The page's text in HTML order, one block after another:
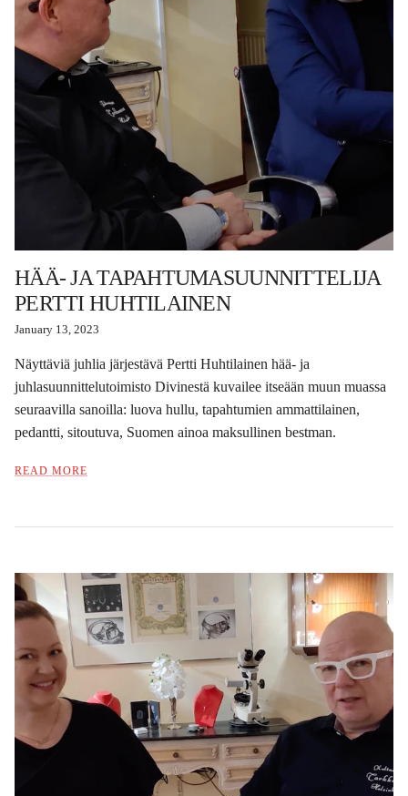
HÄÄ- JA TAPAHTUMASUUNNITTELIJA
PERTTI HUHTILAINEN
January 13, 2023
Näyttäviä juhlia järjestävä Pertti Huhtilainen hää- ja
juhlasuunnittelutoimisto Divinestä kuvailee itseään muun muassa
seuraavilla sanoilla: luova hullu, tapahtumien ammattilainen,
pedantti, sitoutuva, Suomen ainoa maksullinen bestman.
READ MORE